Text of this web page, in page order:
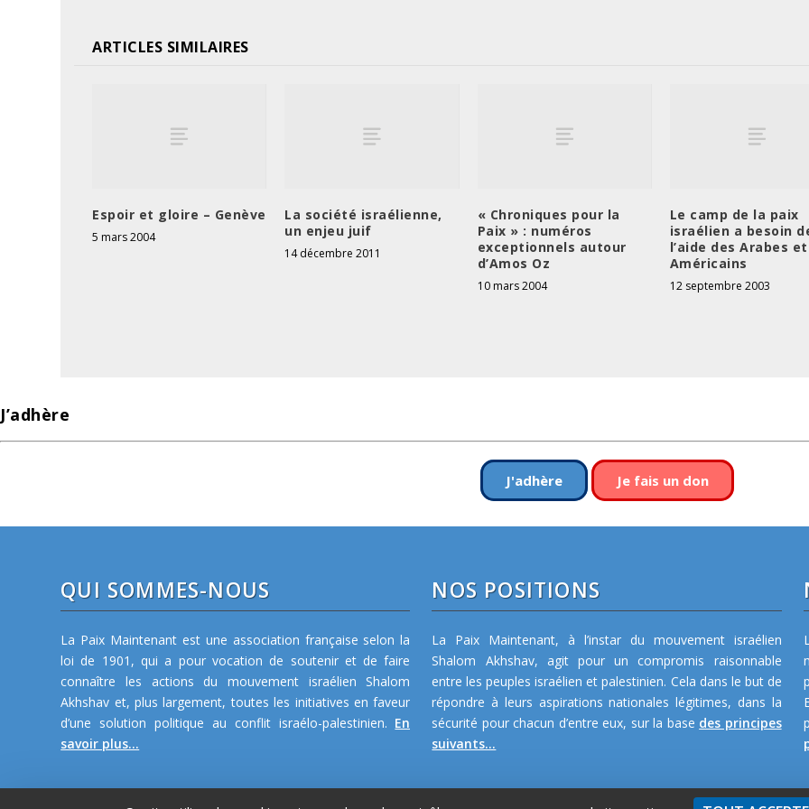
ARTICLES SIMILAIRES
Espoir et gloire – Genève
5 mars 2004
La société israélienne,
un enjeu juif
14 décembre 2011
« Chroniques pour la
Paix » : numéros
exceptionnels autour
d’Amos Oz
10 mars 2004
Le camp de la paix
israélien a besoin
l’aide des Arabes
Américains
12 septembre 2003
J’adhère
J'adhère Je fais un don
QUI SOMMES-NOUS
La Paix Maintenant est une association française selon la
loi de 1901, qui a pour vocation de soutenir et de faire
connaître les actions du mouvement israélien Shalom
Akhshav et, plus largement, toutes les initiatives en faveur
d’une solution politique au conflit israélo-palestinien. En
savoir plus...
NOS POSITIONS
La Paix Maintenant, à l’instar du mouvement israélien
Shalom Akhshav, agit pour un compromis raisonnable
entre les peuples israélien et palestinien. Cela dans le but de
répondre à leurs aspirations nationales légitimes, dans la
sécurité pour chacun d’entre eux, sur la base des principes
suivants...